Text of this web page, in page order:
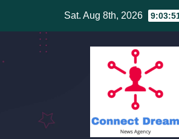
Sat. Aug 8th, 2026